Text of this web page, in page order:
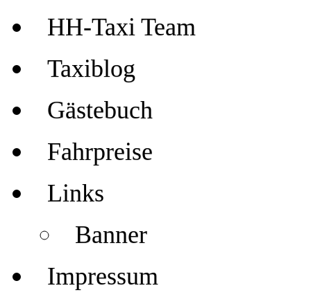
HH-Taxi Team
Taxiblog
Gästebuch
Fahrpreise
Links
Banner
Impressum